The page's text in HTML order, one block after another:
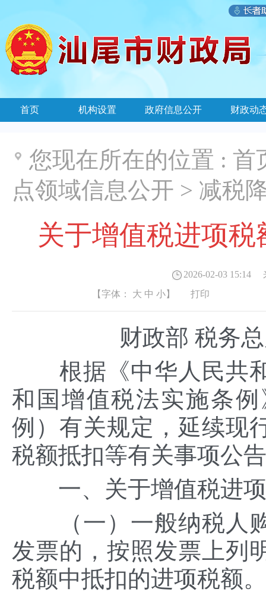
首页 机构设置 政府信息公开 财政动
您现在所在的位置 : 首
点领域信息公开 > 减税
关于增值税进项
2026-02-03 15:14
【字体： 大 中 小】 打印
财政部 税务
根据《中华人民共和
和国增值税法实施条
例）有关规定，延续现
税额抵扣等有关事项公
一、关于增值税进
（一）一般纳税人购
发票的，按照发票上列
税额中抵扣的进项税额